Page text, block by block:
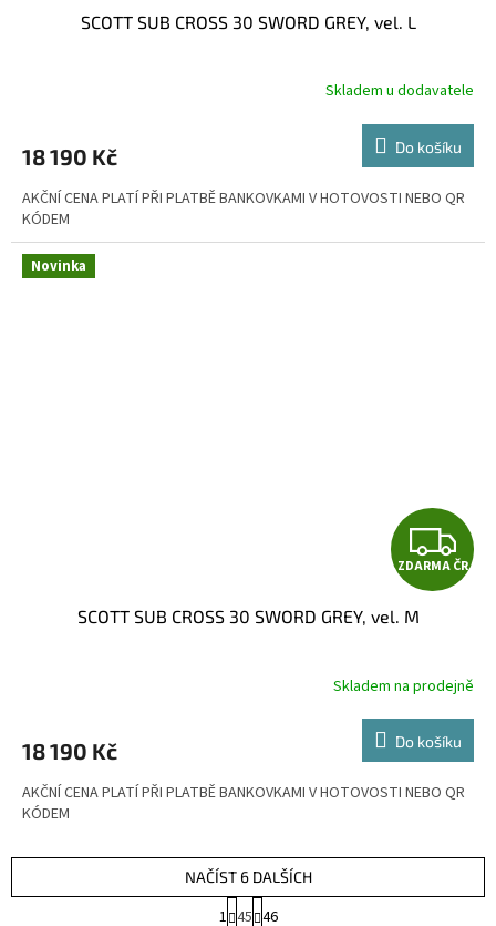
R
M
A
SCOTT SUB CROSS 30 SWORD GREY, vel. L
Skladem u dodavatele
18 190 Kč Do košíku
AKČNÍ CENA PLATÍ PŘI PLATBĚ BANKOVKAMI V HOTOVOSTI NEBO QR
KÓDEM
Novinka
Z
D
R
M
A
ZDARMA ČR
SCOTT SUB CROSS 30 SWORD GREY, vel. M
Skladem na prodejně
18 190 Kč Do košíku
AKČNÍ CENA PLATÍ PŘI PLATBĚ BANKOVKAMI V HOTOVOSTI NEBO QR
KÓDEM
NAČÍST 6 DALŠÍCH
1 45 46